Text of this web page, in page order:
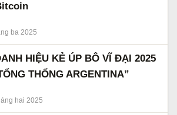
ba 2025
HIỆU KẺ ÚP BÔ VĨ ĐẠI 2025
THỐNG ARGENTINA”
hai 2025